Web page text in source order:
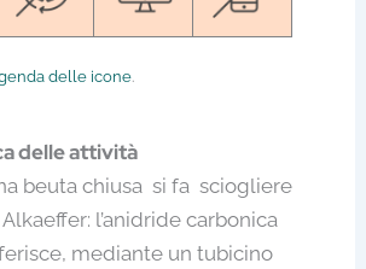
delle icone.
delle attività
beuta chiusa si fa sciogliere
l’anidride carbonica
mediante un tubicino